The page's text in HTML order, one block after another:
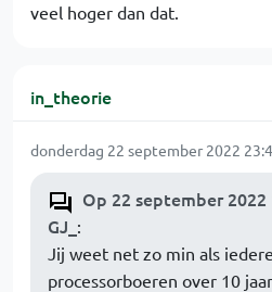
veel hoger dan dat.
in_theorie
donderdag 22 september 2022
Op 22 september 2022
GJ_ :
Jij weet net zo min als
processorboeren over 10